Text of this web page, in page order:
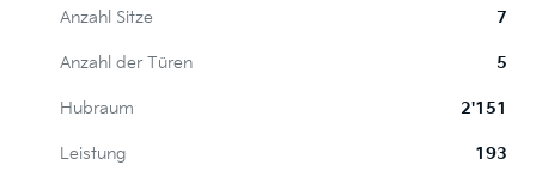
Anzahl Sitze 7
Anzahl der Türen 5
Hubraum 2'151
Leistung 193